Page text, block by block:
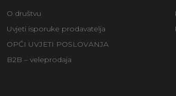
O društvu
Uvjeti isporuke prodavatelja
OPĆI UVJETI POSLOVANJA
B2B – veleprodaja